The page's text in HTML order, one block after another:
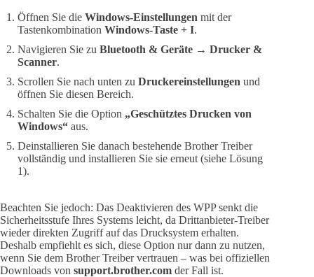
Öffnen Sie die Windows-Einstellungen mit der
Tastenkombination Windows-Taste + I.
Navigieren Sie zu Bluetooth & Geräte → Drucker &
Scanner.
Scrollen Sie nach unten zu Druckereinstellungen und
öffnen Sie diesen Bereich.
Schalten Sie die Option „Geschütztes Drucken von
Windows“ aus.
Deinstallieren Sie danach bestehende Brother Treiber
vollständig und installieren Sie sie erneut (siehe Lösung
1).
Beachten Sie jedoch: Das Deaktivieren des WPP senkt die
Sicherheitsstufe Ihres Systems leicht, da Drittanbieter-Treiber
wieder direkten Zugriff auf das Drucksystem erhalten.
Deshalb empfiehlt es sich, diese Option nur dann zu nutzen,
wenn Sie dem Brother Treiber vertrauen – was bei offiziellen
Downloads von support.brother.com der Fall ist.